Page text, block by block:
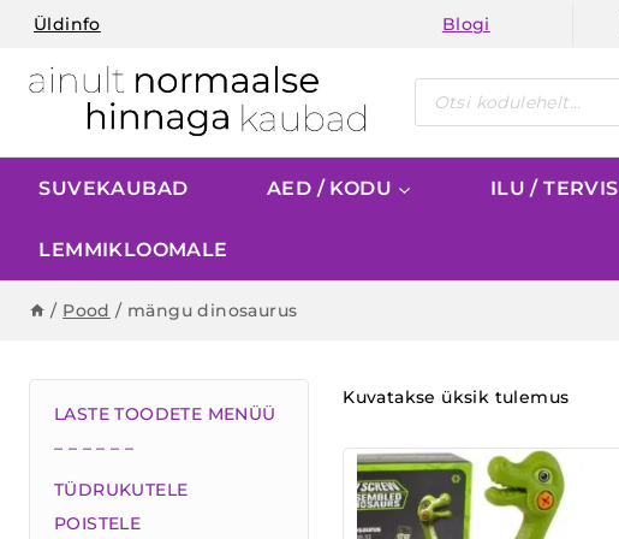
Skip
content
Üldinfo Blogi
Products
search
SUVEKAUBAD AED / KODU ILU / TERVIS
LEMMIKLOOMALE
/ Pood / mängu dinosaurus
Kuvatakse üksik tulemus
LASTE TOODETE MENÜÜ
– – – – – –
TÜDRUKUTELE
POISTELE